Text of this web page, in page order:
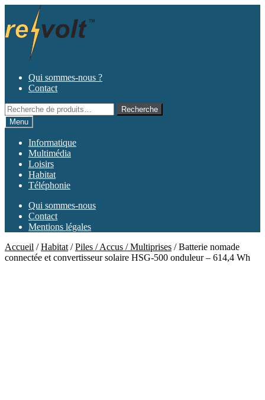
la
navigation
contenu
Qui sommes-nous ?
Contact
Recherche
pour :
Recherche
Menu
Informatique
Multimédia
Loisirs
Habitat
Téléphonie
Qui sommes-nous
Contact
Mentions légales
Accueil /Habitat /Piles / Accus / Multiprises /Batterie nomade
connectée et convertisseur solaire HSG-500 onduleur – 614,4 Wh